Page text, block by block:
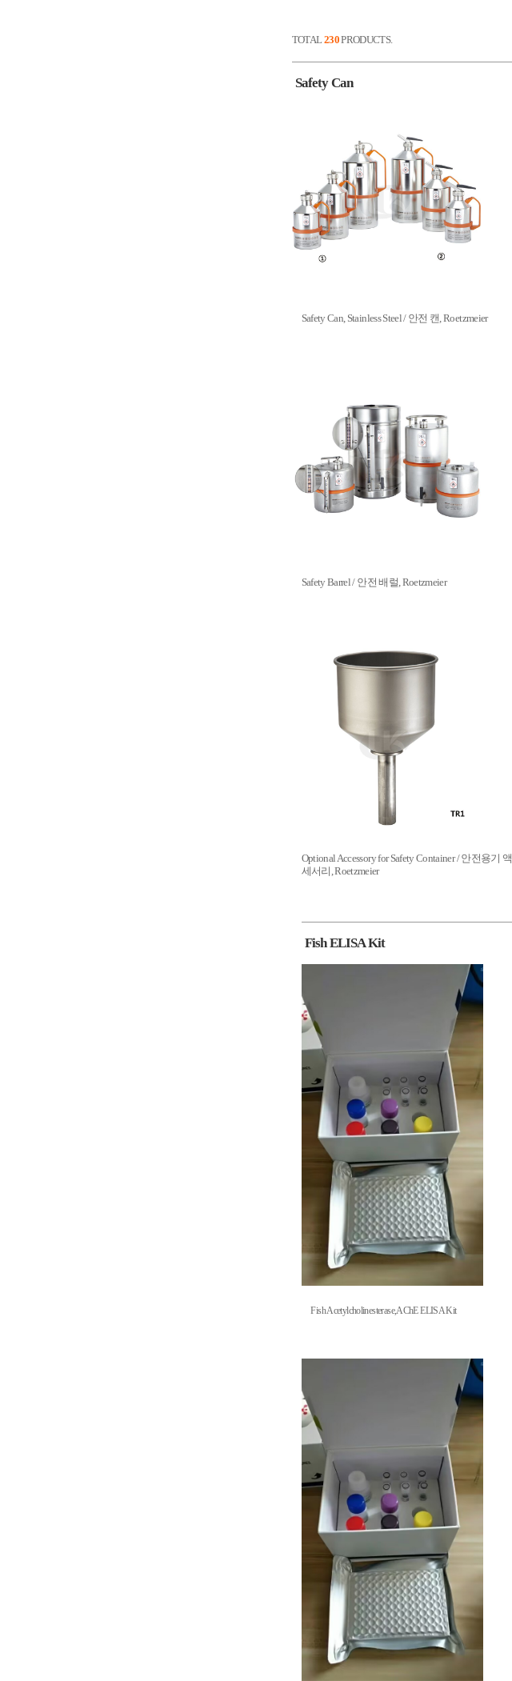
TOTAL 230PRODUCTS.
Safety Can
Safety Can, Stainless Steel / 안전 캔, Roetzmeier
Safety Barrel / 안전 배럴, Roetzmeier
Optional Accessory for Safety Container / 안전용기 액
세서리, Roetzmeier
Fish ELISA Kit
Fish Acetylcholinesterase,AChE ELISA Kit